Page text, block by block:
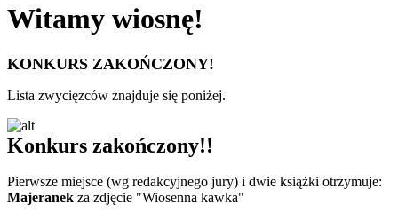
Witamy wiosnę!
KONKURS ZAKOŃCZONY!
Lista zwycięzców znajduje się poniżej.
Konkurs zakończony!!
Pierwsze miejsce (wg redakcyjnego jury) i dwie książki otrzymuje:
Majeranek za zdjęcie "Wiosenna kawka"